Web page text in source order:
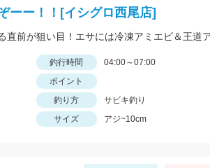
ーー！！[イシグロ西尾店]
釣行時間
04:00～07:00
ポイント
釣り方
サビキ釣り
サイズ アジ~10cm